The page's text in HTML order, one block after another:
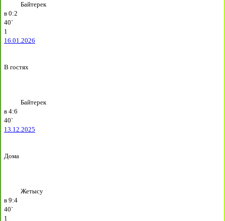
Байтерек
в 0:2
40`
1
16.01.2026
В гостях
Байтерек
в 4:6
40`
13.12.2025
Дома
Жетысу
в 9:4
40`
1